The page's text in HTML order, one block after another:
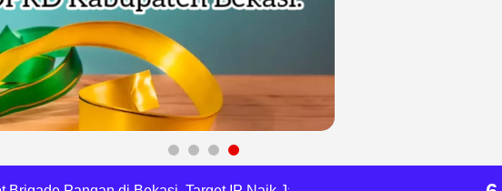
Tirta Patriot Minta Maaf atas Penurunan Kualitas Air
Pemkot Bekasi Targetkan Skor MCSP KPK Naik
Harli Siregar Perkuat SDM Penegak Hukum
Korupsi dan Bijak Bermedia Sosial
Pangan di Bekasi, Target IP Naik Jadi 300